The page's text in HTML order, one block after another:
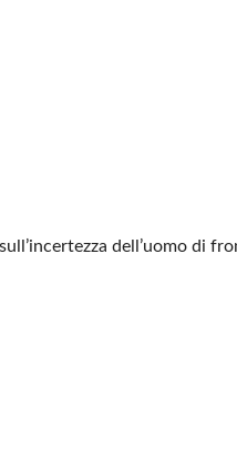
dell’uomo di